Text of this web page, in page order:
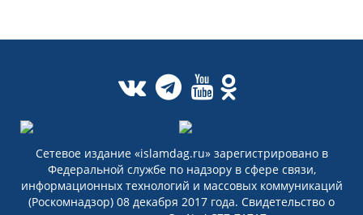
Сетевое издание «islamdag.ru» зарегистрировано в
Федеральной службе по надзору в сфере связи,
информационных технологий и массовых коммуникаций
(Роскомнадзор) 08 декабря 2017 года. Свидетельство о